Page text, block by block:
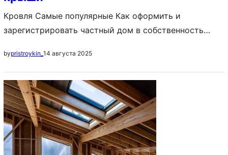
Кровля Самые популярные Как оформить и
зарегистрировать частный дом в собственность
построить своими руками, пошаговая инструкция
Идеи планировки частных домов: схема
расположения комнат, примеры, фото Содержание 1.
Что это такое 2. Особенности 3. Ломаные крыши
домов с мансардой – плюсы и минусы 4. Размеры
ломаной мансардной…
bypristroykin_ 14 августа 2025